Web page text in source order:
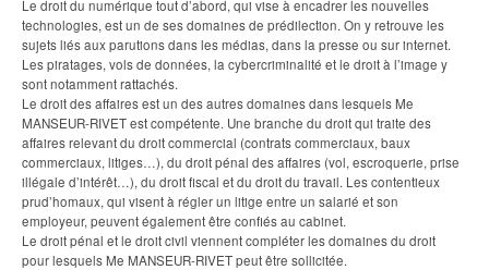
Le droit du numérique tout d’abord, qui vise à encadrer les nouvelles
technologies, est un de ses domaines de prédilection. On y retrouve les
sujets liés aux parutions dans les médias, dans la presse ou sur internet.
Les piratages, vols de données, la cybercriminalité et le droit à l’image y
sont notamment rattachés.
Le droit des affaires est un des autres domaines dans lesquels Me
MANSEUR-RIVET est compétente. Une branche du droit qui traite des
affaires relevant du droit commercial (contrats commerciaux, baux
commerciaux, litiges…), du droit pénal des affaires (vol, escroquerie, prise
illégale d’intérêt…), du droit fiscal et du droit du travail. Les contentieux
prud’homaux, qui visent à régler un litige entre un salarié et son
employeur, peuvent également être confiés au cabinet.
Le droit pénal et le droit civil viennent compléter les domaines du droit
pour lesquels Me MANSEUR-RIVET peut être sollicitée.